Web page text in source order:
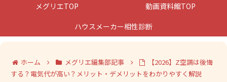
メグリエTOP
動画資料館TOP
ハウスメーカー相性診断
ホーム メグリエ編集部記事
【2026】Z空調は後悔
する？電気代が高い？メリット・デメリットをわかりやすく解説